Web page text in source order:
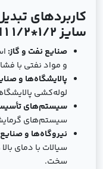
سایز1/2*1/2 1
صنایع نفت و گاز:
و مواد نفتی با
پالایشگاه‌ها و
لوله‌کشی
سیستم‌های
سیستم‌های
نیروگاه‌ها و
سیالات با دمای
سخت.